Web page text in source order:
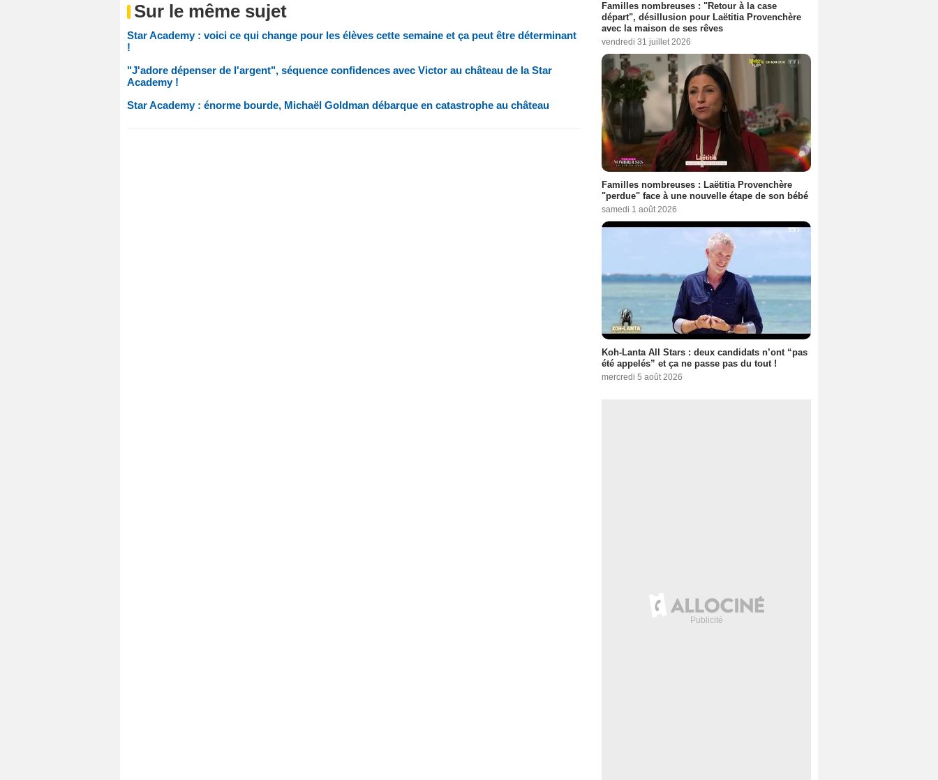
Sur le même sujet
Star Academy : voici ce qui change pour les élèves cette semaine et ça peut être déterminant
!
"J'adore dépenser de l'argent", séquence confidences avec Victor au château de la Star
Academy !
Star Academy : énorme bourde, Michaël Goldman débarque en catastrophe au château
Familles nombreuses : "Retour à la case
départ", désillusion pour Laëtitia Provenchère
avec la maison de ses rêves
vendredi 31 juillet 2026
Familles nombreuses : Laëtitia Provenchère
"perdue" face à une nouvelle étape de son bébé
samedi 1 août 2026
Koh-Lanta All Stars : deux candidats n’ont “pas
été appelés” et ça ne passe pas du tout !
mercredi 5 août 2026